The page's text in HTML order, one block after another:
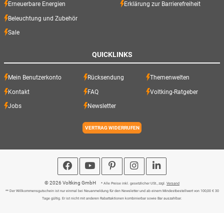
Erneuerbare Energien
Beleuchtung und Zubehör
Sale
Erklärung zur Barrierefreiheit
QUICKLINKS
Mein Benutzerkonto Rücksendung Themenwelten
Kontakt FAQ Voltking-Ratgeber
Jobs Newsletter
VERTRAG WIDERRUFEN
© 2026 Voltking GmbH * Alle Preise inkl. gesetzlicher USt., zzgl. Versand
** Der Willkommensgutschein ist nur einmal bei Neuanmeldung für den Newsletter und ab einem Mindestbestellwert von 100,00 € 30
Tage gültig. Er ist nicht mit anderen Rabattaktionen kombinierbar sowie Bar auszahlbar.